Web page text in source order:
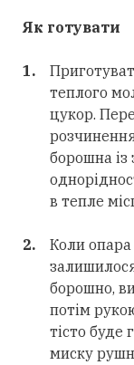
Як готувати
теплого
цукор.
борошна із
в тепле
Коли
борошно,
потім
тісто буде
миску